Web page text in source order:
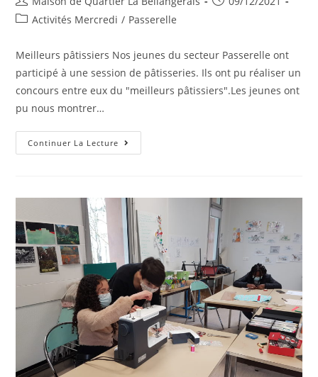
de
PostActivités Mercredi / Passerelle
Meilleurs pâtissiers Nos jeunes du secteur Passerelle ont
participé à une session de pâtisseries. Ils ont pu réaliser un
concours entre eux du "meilleurs pâtissiers".Les jeunes ont
pu nous montrer…
Continuer La Lecture Meilleurs
Pâtissiers